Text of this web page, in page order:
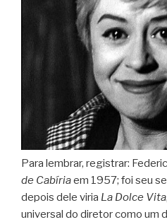
Para lembrar, registrar:
de Cabíriaem 1957; foi seu
depois dele viria La Dolce Vita
universal do diretor como um